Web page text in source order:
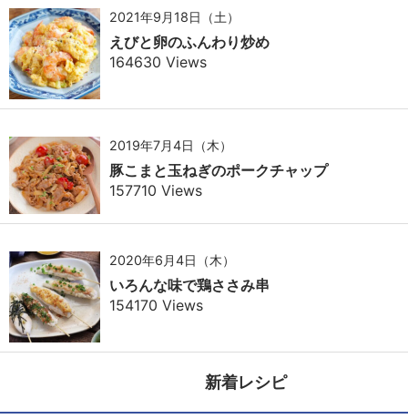
2021年9月18日（土）
えびと卵のふんわり炒め
164630 Views
2019年7月4日（木）
豚こまと玉ねぎのポークチャップ
157710 Views
2020年6月4日（木）
いろんな味で鶏ささみ串
154170 Views
新着レシピ